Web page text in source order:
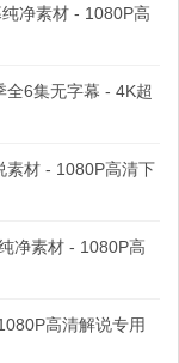
净素材 - 1080P高
6集无字幕 - 4K超
素材 - 1080P高清下
净素材 - 1080P高
高清解说专用